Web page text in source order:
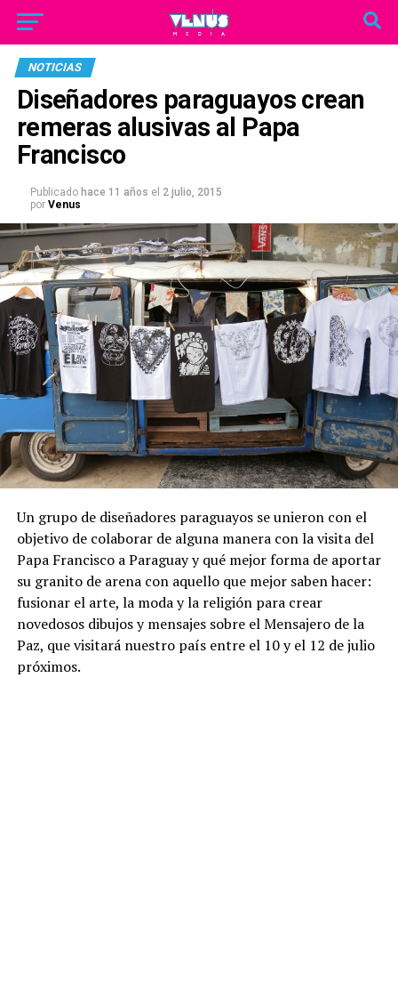
NOTICIAS
Diseñadores paraguayos crean
remeras alusivas al Papa
Francisco
Publicado hace 11 años el 2 julio, 2015
por Venus
Un grupo de diseñadores paraguayos se unieron con el
objetivo de colaborar de alguna manera con la visita del
Papa Francisco a Paraguay y qué mejor forma de aportar
su granito de arena con aquello que mejor saben hacer:
fusionar el arte, la moda y la religión para crear
novedosos dibujos y mensajes sobre el Mensajero de la
Paz, que visitará nuestro país entre el 10 y el 12 de julio
próximos.